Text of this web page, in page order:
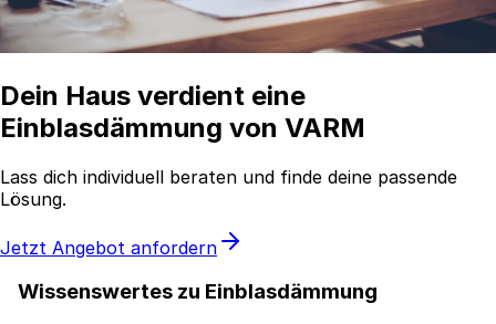
Dein Haus verdient eine
Einblasdämmung von VARM
Lass dich individuell beraten und finde deine passende
Lösung.
Jetzt Angebot anfordern
Wissenswertes zu Einblasdämmung